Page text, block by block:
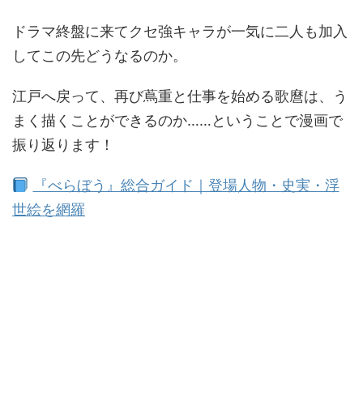
ドラマ終盤に来てクセ強キャラが一気に二人も加入
してこの先どうなるのか。
江戸へ戻って、再び蔦重と仕事を始める歌麿は、う
まく描くことができるのか……ということで漫画で
振り返ります！
『べらぼう』総合ガイド｜登場人物・史実・浮
世絵を網羅